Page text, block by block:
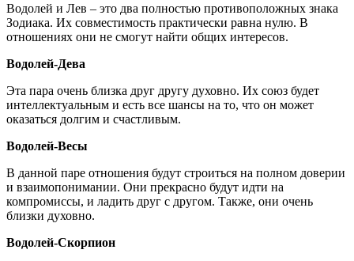
Водолей и Лев – это два полностью противоположных знака
Зодиака. Их совместимость практически равна нулю. В
отношениях они не смогут найти общих интересов.
Водолей-Дева
Эта пара очень близка друг другу духовно. Их союз будет
интеллектуальным и есть все шансы на то, что он может
оказаться долгим и счастливым.
Водолей-Весы
В данной паре отношения будут строиться на полном доверии
и взаимопонимании. Они прекрасно будут идти на
компромиссы, и ладить друг с другом. Также, они очень
близки духовно.
Водолей-Скорпион